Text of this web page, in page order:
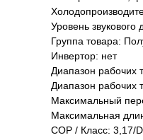
Уровень
Группа товара:
Инвертор: нет
Диапазон рабочих
Диапазон рабочих
Максимальный
Максимальная
COP / Класс: 3,17/D